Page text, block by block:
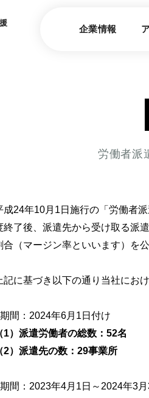
企業情報
労働者派
成24年10月1日施行の「労働者
終了後、派遣先から受け取る派
合（マージン率といいます）を
記に基づき以下の通り当社にお
間：2024年6月1日付け
1）派遣労働者の総数：52名
2）派遣先の数：29事業所
間：2023年4月1日～2024年3月